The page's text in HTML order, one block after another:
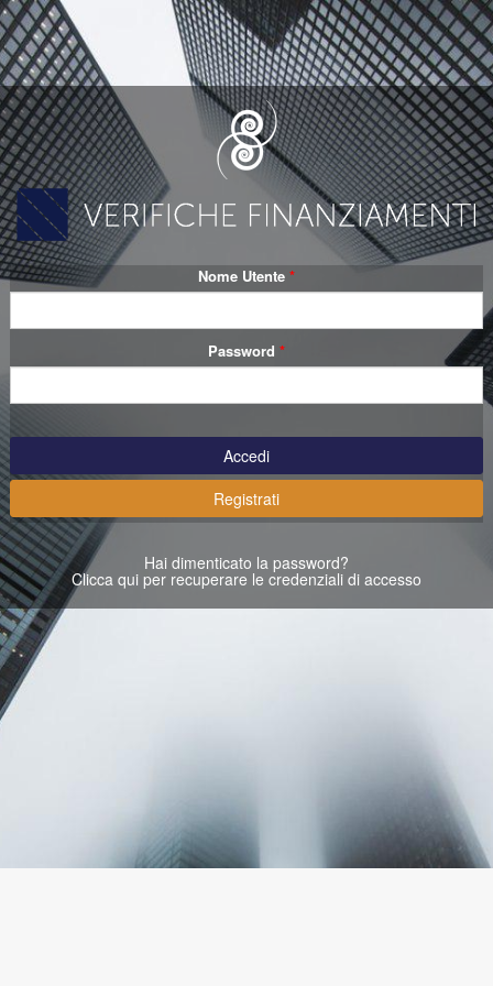
Nome Utente
Password
Accedi
Registrati
Hai dimenticato la password?
Clicca qui per recuperare le credenziali di accesso